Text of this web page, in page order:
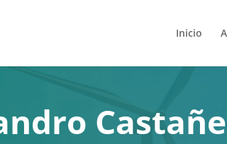
Inicio